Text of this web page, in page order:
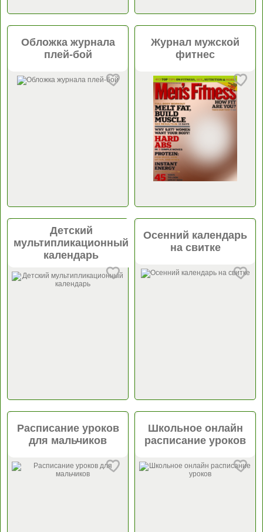
Обложка журнала
плей-бой
Журнал мужской
фитнес
Детский
мультипликационный
календарь
Осенний календарь
на свитке
Расписание уроков
для мальчиков
Школьное онлайн
расписание уроков